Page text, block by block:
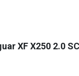
XF X250 2.0